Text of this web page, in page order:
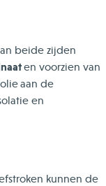
beide zijden
en voorzien van
aan de
en
kunnen de